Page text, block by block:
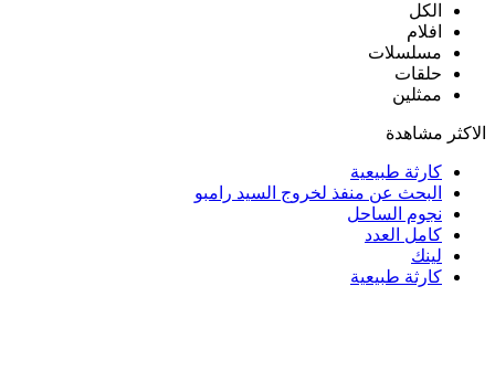
الكل
افلام
مسلسلات
حلقات
ممثلين
الاكثر مشاهدة
كارثة طبيعية
البحث عن منفذ لخروج السيد رامبو
نجوم الساحل
كامل العدد
لينك
كارثة طبيعية